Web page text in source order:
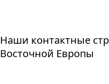
Наши контактные
Восточной Европы